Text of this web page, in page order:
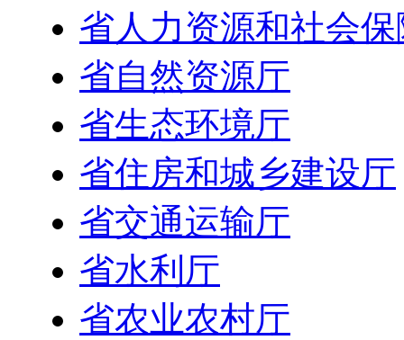
省人力资源和社会
省自然资源厅
省生态环境厅
省住房和城乡建设厅
省交通运输厅
省水利厅
省农业农村厅